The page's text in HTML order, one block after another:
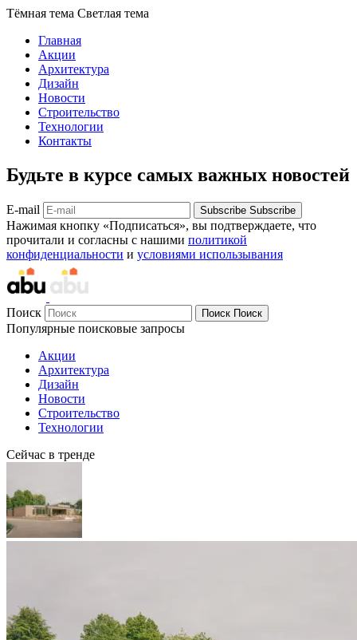
Тёмная тема Светлая тема
Главная
Акции
Архитектура
Дизайн
Новости
Строительство
Технологии
Контакты
Будьте в курсе самых важных новостей
E-mail Subscribe Subscribe
Нажимая кнопку «Подписаться», вы подтверждаете, что
прочитали и согласны с нашими политикой
конфиденциальности и условиями использывания
Поиск Поиск Поиск
Популярные поисковые запросы
Акции
Архитектура
Дизайн
Новости
Строительство
Технологии
Сейчас в тренде